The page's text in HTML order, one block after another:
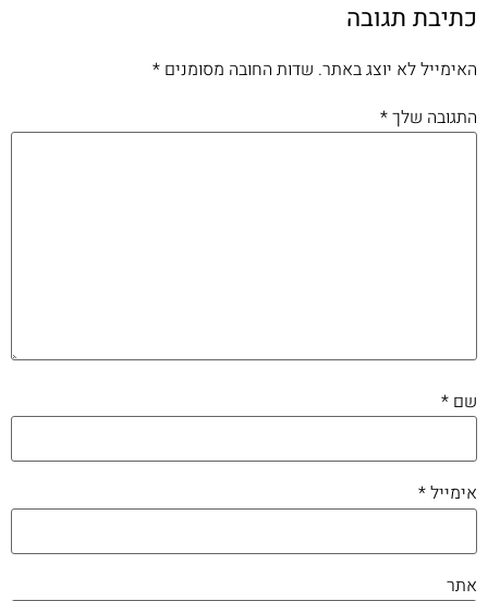
כתיבת תגובה
האימייל לא יוצג באתר. שדות החובה מסומנים *
התגובה שלך*
שם *
אימייל*
אתר